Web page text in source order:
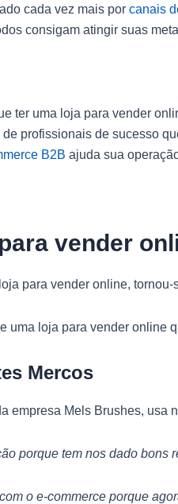
cada vez mais por canais
consigam atingir suas
ter uma loja para vender
profissionais de sucesso
B2B ajuda sua
vender
para vender online, tornou-
uma loja para vender
Mercos
empresa Mels Brushes,
porque tem nos dado
o e-commerce porque